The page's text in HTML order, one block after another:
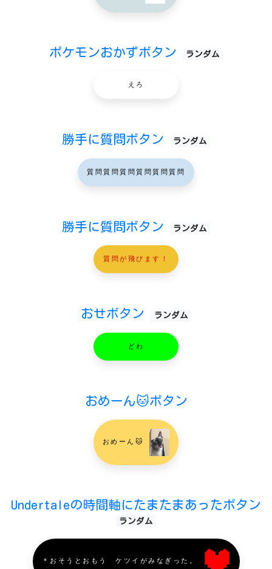
ポケモンおかずボタン ランダム
えろ
勝手に質問ボタン ランダム
質問質問質問質問質問質問
勝手に質問ボタン ランダム
質問が飛びます！
おせボタン ランダム
どわ
おめーん🐱ボタン
おめーん🐱
Undertaleの時間軸にたまたまあったボタン
ランダム
＊おそうとおもう ケツイがみなぎった。